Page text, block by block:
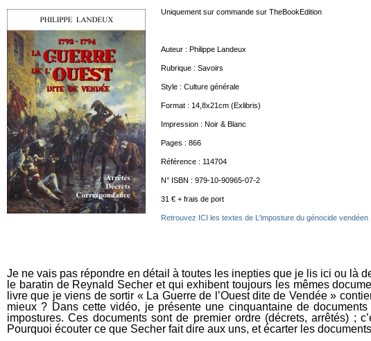
Uniquement sur commande sur TheBookEdition
Auteur : Philippe Landeux
Rubrique :Savoirs
Style :Culture générale
Format : 14,8x21cm (Exlibris)
Impression : Noir & Blanc
Pages :866
Référence : 114704
N° ISBN :979-10-90965-07-2
31 € + frais de port
Retrouvez ICI les textes de L'imposture du génocide vendéen
Je ne vais pas répondre en détail à toutes les inepties que je lis ici ou là
le baratin de Reynald Secher et qui exhibent toujours les mêmes
livre que je viens de sortir « La Guerre de l’Ouest dite de Vendée »
mieux ? Dans cette vidéo, je présente une cinquantaine de
impostures. Ces documents sont de premier ordre (décrets, arrêtés) ;
Pourquoi écouter ce que Secher fait dire aux uns, et écarter les